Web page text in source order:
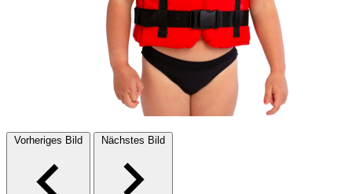
Vorheriges Bild Nächstes Bild